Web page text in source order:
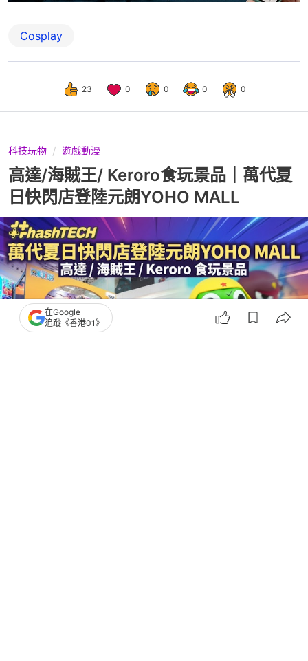
Cosplay
23 0 0 0 0
科技玩物 遊戲動漫
高達/海賊王/ Keroro食玩景品｜萬代夏
日快閃店登陸元朗YOHO MALL
在Google
追蹤《香港01》